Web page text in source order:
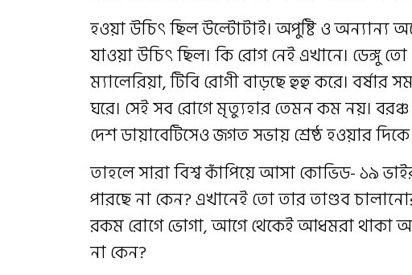
হওয়া উচিৎ ছিল উল্টোটাই। অপুষ্টি ও অন্যান্য
যাওয়া উচিৎ ছিল। কি রোগ নেই এখানে। ডেঙ্গু
ম্যালেরিয়া, টিবি রোগী বাড়ছে হুহু করে। বর্ষার
ঘরে। সেই সব রোগে মৃত্যুহার তেমন কম নয়।
দেশ ডায়াবেটিসেও জগত সভায় শ্রেষ্ঠ হওয়ার
তাহলে সারা বিশ্ব কাঁপিয়ে আসা কোভিড- ১৯
পারছে না কেন? এখানেই তো তার তাণ্ডব
রকম রোগে ভোগা, আগে থেকেই আধমরা থাকা
না কেন?